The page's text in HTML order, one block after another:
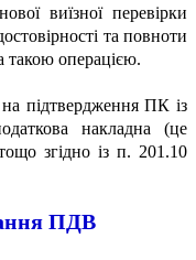
виїзної перевірки
та повноти
такою операцією.
підтвердження ПК із
накладна (це
згідно із п. 201.10
ПДВ